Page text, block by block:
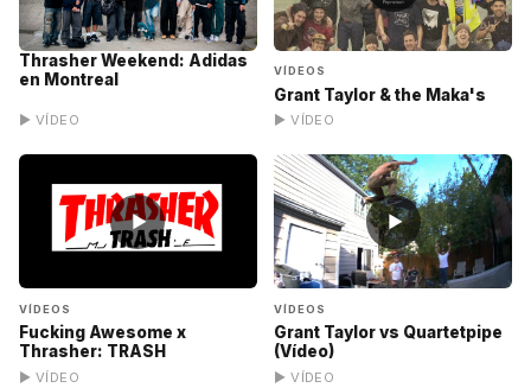
Thrasher Weekend: Adidas
en Montreal
▶ VÍDEO
VÍDEOS
Grant Taylor & the Maka's
▶ VÍDEO
▶
VÍDEOS
Fucking Awesome x
Thrasher: TRASH
▶ VÍDEO
▶
VÍDEOS
Grant Taylor vs Quartetpipe
(Vídeo)
▶ VÍDEO